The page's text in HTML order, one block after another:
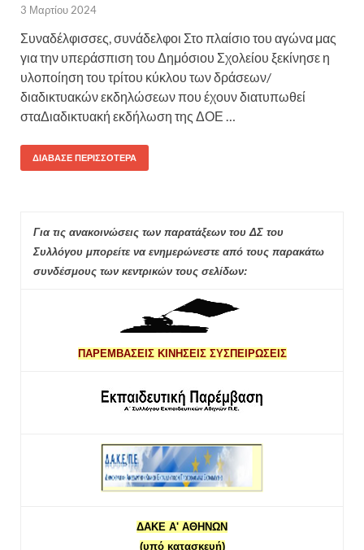
3 Μαρτίου 2024
Συναδέλφισσες, συνάδελφοι Στο πλαίσιο του αγώνα μας
για την υπεράσπιση του Δημόσιου Σχολείου ξεκίνησε η
υλοποίηση του τρίτου κύκλου των δράσεων/
διαδικτυακών εκδηλώσεων που έχουν διατυπωθεί
σταΔιαδικτυακή εκδήλωση της ΔΟΕ …
ΔΙΆΒΑΣΕ ΠΕΡΙΣΣΌΤΕΡΑ
Για τις ανακοινώσεις των παρατάξεων του ΔΣ του
Συλλόγου μπορείτε να ενημερώνεστε από τους παρακάτω
συνδέσμους των κεντρικών τους σελίδων:
ΠΑΡΕΜΒΑΣΕΙΣ ΚΙΝΗΣΕΙΣ ΣΥΣΠΕΙΡΩΣΕΙΣ
ΔΑΚΕ Α' ΑΘΗΝΩΝ
(υπό κατασκευή)